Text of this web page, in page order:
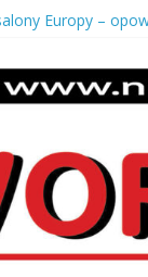
Europy –
męskie
z krzaczka